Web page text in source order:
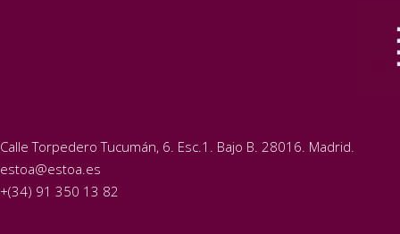
Calle Torpedero Tucumán, 6. Esc.1. Bajo B. 28016. Madrid.
estoa@estoa.es
+(34) 91 350 13 82